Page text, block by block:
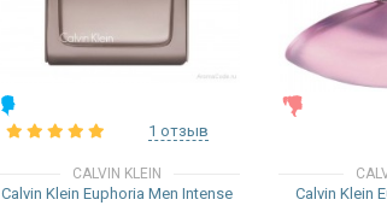
1 отзыв
CALVIN KLEIN
Calvin Klein Euphoria Men Intense Calvin Klein